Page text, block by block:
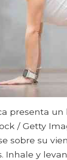
presenta
/ Getty
sobre su
Inhale y